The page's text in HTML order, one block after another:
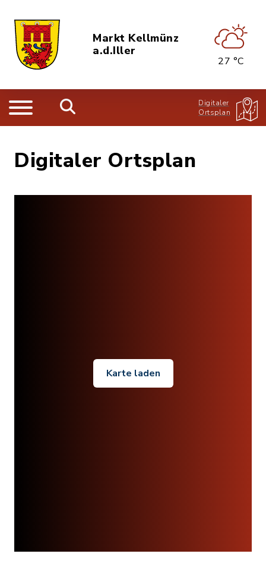
Markt Kellmünz
a.d.Iller
27 °C
Digitaler
Ortsplan
Digitaler Ortsplan
Karte laden